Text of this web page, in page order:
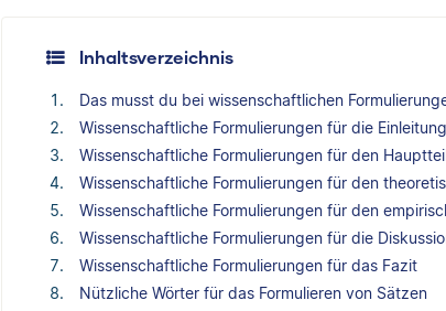
Inhaltsverzeichnis
Das musst du bei wissenschaftlichen
Wissenschaftliche Formulierungen für die Einleitung
Wissenschaftliche Formulierungen für den
Wissenschaftliche Formulierungen für den
Wissenschaftliche Formulierungen für den
Wissenschaftliche Formulierungen für die
Wissenschaftliche Formulierungen für das Fazit
Nützliche Wörter für das Formulieren von Sätzen